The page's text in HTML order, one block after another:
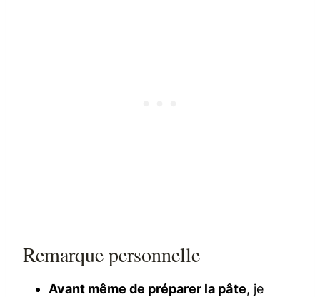
Remarque personnelle
Avant même de préparer la pâte, je